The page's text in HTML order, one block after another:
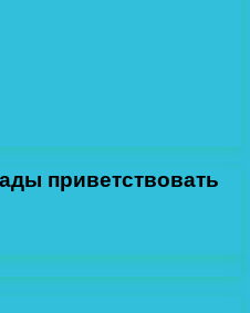
приветствовать